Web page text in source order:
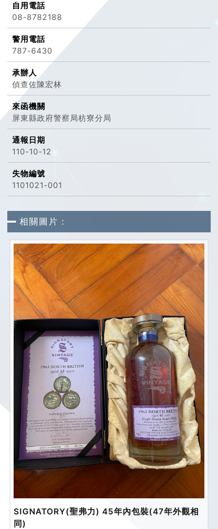
自用電話
08-8782188
警用電話
787-6430
承辦人
偵查佐陳宏林
來函機關
屏東縣政府警察局枋寮分局
通報日期
110-10-12
失物編號
1101021-001
相關圖片：
SIGNATORY(聖弗力) 45年內包裝(47年外觀相
同)